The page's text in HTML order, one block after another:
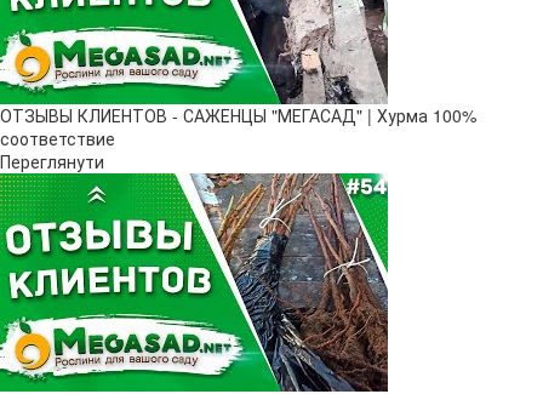
ОТЗЫВЫ КЛИЕНТОВ - САЖЕНЦЫ "МЕГАСАД" | Хурма 100%
соответствие
Переглянути